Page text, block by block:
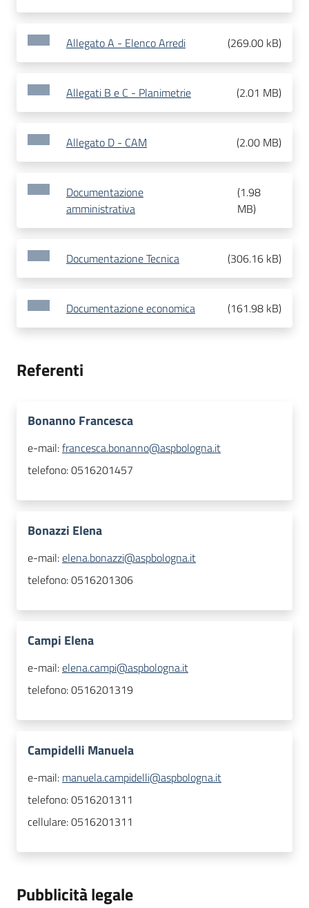
Allegato A - Elenco Arredi (269.00 kB)
Allegati B e C - Planimetrie (2.01 MB)
Allegato D - CAM (2.00 MB)
Documentazione
amministrativa
(1.98
MB)
Documentazione Tecnica (306.16 kB)
Documentazione economica (161.98 kB)
Referenti
Bonanno Francesca
e-mail:francesca.bonanno@aspbologna.it
telefono:0516201457
Bonazzi Elena
e-mail:elena.bonazzi@aspbologna.it
telefono:0516201306
Campi Elena
e-mail:elena.campi@aspbologna.it
telefono:0516201319
Campidelli Manuela
e-mail: manuela.campidelli@aspbologna.it
telefono:0516201311
cellulare:0516201311
Pubblicità legale